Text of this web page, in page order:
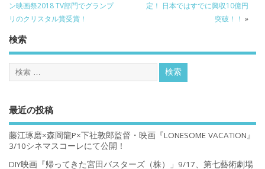
ン映画祭2018 TV部門でグランプ
リのクリスタル賞受賞！
定！ 日本ではすでに興収10億円
突破！！ »
検索
最近の投稿
藤江琢磨×森岡龍P×下社敦郎監督・映画『LONESOME VACATION』
3/10シネマスコーレにて公開！
DIY映画『帰ってきた宮田バスターズ（株）」9/17、第七藝術劇場